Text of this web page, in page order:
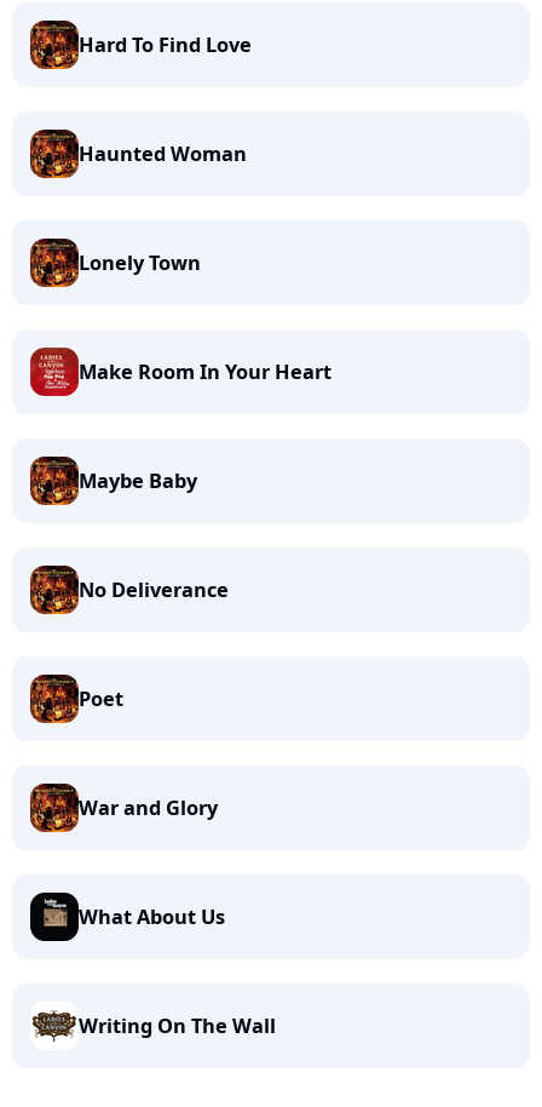
Hard To Find Love
Haunted Woman
Lonely Town
Make Room In Your Heart
Maybe Baby
No Deliverance
Poet
War and Glory
What About Us
Writing On The Wall